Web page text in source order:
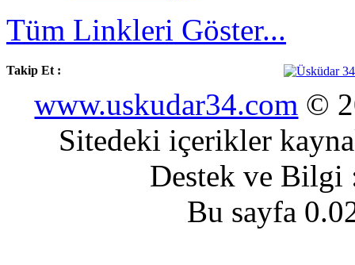
Tüm Linkleri Göster...
Takip Et :
www.uskudar34.com ©
Sitedeki içerikler
Destek ve
Bu sayfa